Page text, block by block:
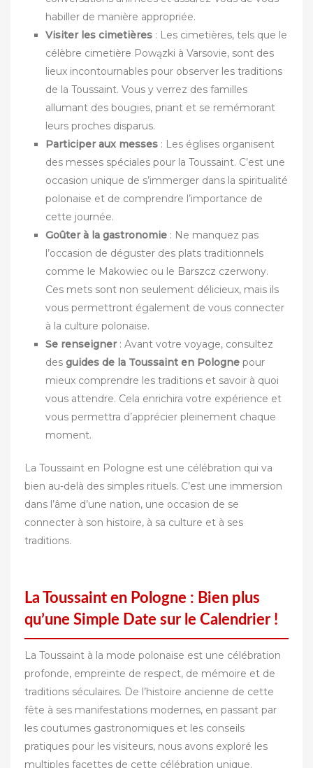
habiller de manière appropriée.
Visiter les cimetières : Les cimetières, tels que le
célèbre cimetière Powązki à Varsovie, sont des
lieux incontournables pour observer les traditions
de la Toussaint. Vous y verrez des familles
allumant des bougies, priant et se remémorant
leurs proches disparus.
Participer aux messes : Les églises organisent
des messes spéciales pour la Toussaint. C’est une
occasion unique de s’immerger dans la spiritualité
polonaise et de comprendre l’importance de
cette journée.
Goûter à la gastronomie : Ne manquez pas
l’occasion de déguster des plats traditionnels
comme le Makowiec ou le Barszcz czerwony.
Ces mets sont non seulement délicieux, mais ils
vous permettront également de vous connecter
à la culture polonaise.
Se renseigner: Avant votre voyage, consultez
des guides de la Toussaint en Pologne pour
mieux comprendre les traditions et savoir à quoi
vous attendre. Cela enrichira votre expérience et
vous permettra d’apprécier pleinement chaque
moment.
La Toussaint en Pologne est une célébration qui va
bien au-delà des simples rituels. C’est une immersion
dans l’âme d’une nation, une occasion de se
connecter à son histoire, à sa culture et à ses
traditions.
La Toussaint en Pologne : Bien plus
qu’une Simple Date sur le Calendrier !
La Toussaint à la mode polonaise est une célébration
profonde, empreinte de respect, de mémoire et de
traditions séculaires. De l’histoire ancienne de cette
fête à ses manifestations modernes, en passant par
les coutumes gastronomiques et les conseils
pratiques pour les visiteurs, nous avons exploré les
multiples facettes de cette célébration unique.